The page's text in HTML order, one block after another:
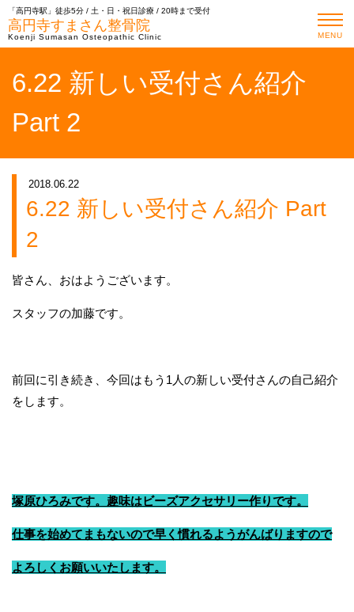
「高円寺駅」徒歩5分 / 土・日・祝日診療 / 20時まで受付
高円寺すまさん整骨院
Koenji Sumasan Osteopathic Clinic MENU
6.22 新しい受付さん紹介
Part 2
2018.06.22
6.22 新しい受付さん紹介 Part
2
皆さん、おはようございます。
スタッフの加藤です。
前回に引き続き、今回はもう1人の新しい受付さんの自己紹介
をします。
塚原ひろみです。趣味はビーズアクセサリー作りです。
仕事を始めてまもないので早く慣れるようがんばりますので
よろしくお願いいたします。